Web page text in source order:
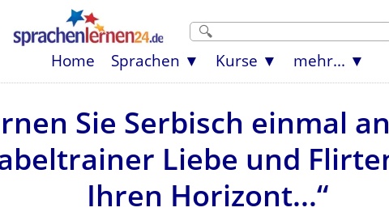
Home Sprachen Kurse mehr...
Sie Serbisch einmal
Liebe und
Ihren Horizont...“